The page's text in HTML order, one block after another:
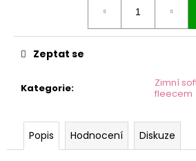
Kategorie:
Zimní
fleecem
Zeptat se
Popis Hodnocení Diskuze
j
e
e